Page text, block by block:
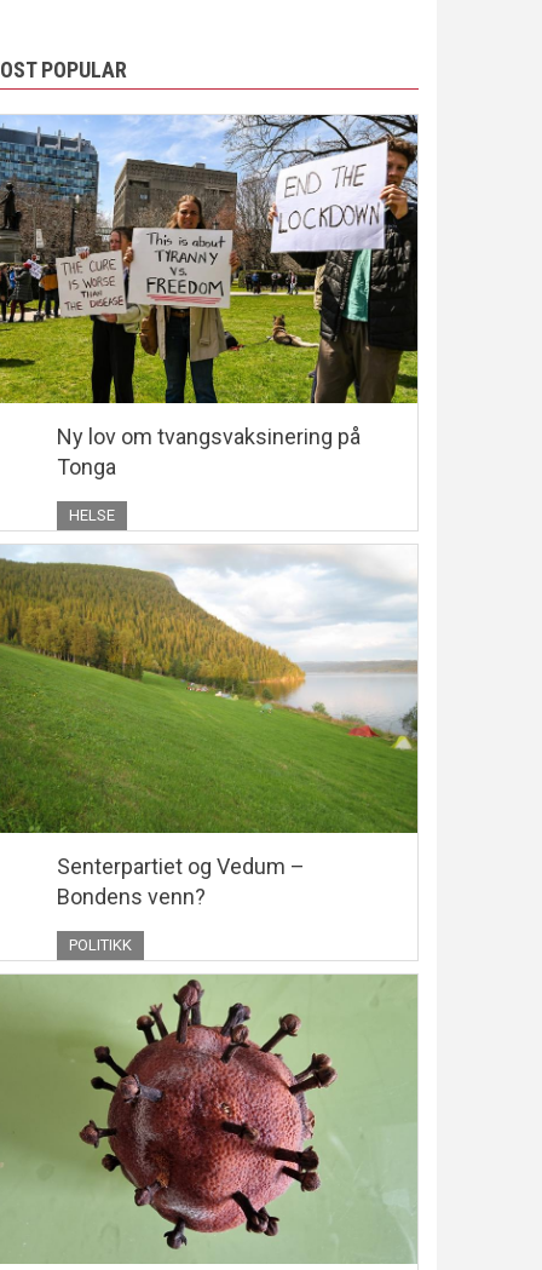
POPULAR
Ny lov om tvangsvaksinering på
Tonga
HELSE
Senterpartiet og Vedum –
Bondens venn?
POLITIKK